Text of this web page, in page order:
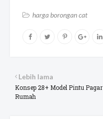
harga borongan cat
Lebih lama
Konsep 28+ Model Pintu Pagar
Rumah